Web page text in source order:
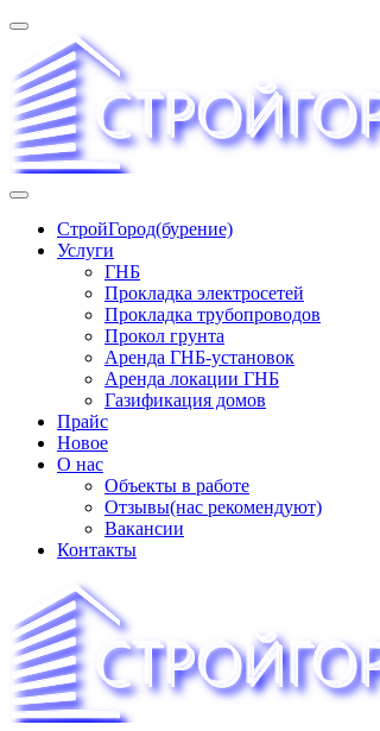
Перейти
содержимому
СтройГород(бурение)
Услуги
ГНБ
Прокладка электросетей
Прокладка трубопроводов
Прокол грунта
Аренда ГНБ-установок
Аренда локации ГНБ
Газификация домов
Прайс
Новое
О нас
Объекты в работе
Отзывы(нас рекомендуют)
Вакансии
Контакты